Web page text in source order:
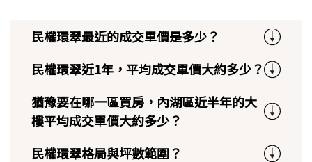
民權環翠最近的成交單價是多少？
民權環翠近1年，平均成交單價大約多少？
猶豫要在哪一區買房，內湖區近半年的大
樓平均成交單價大約多少？
民權環翠格局與坪數範圍？